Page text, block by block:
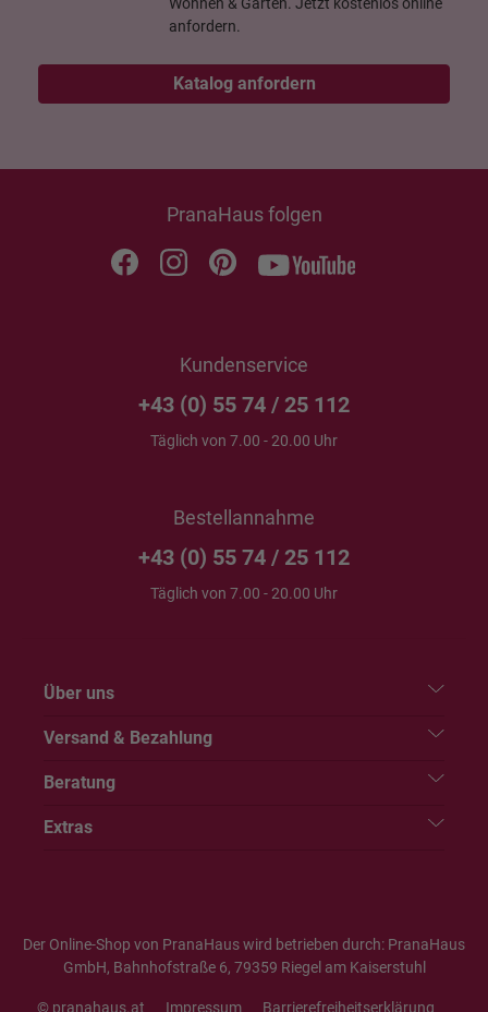
anfordern.
Katalog anfordern
PranaHaus folgen
Kundenservice
+43 (0) 55 74 / 25 112
Täglich von 7.00 - 20.00 Uhr
Bestellannahme
+43 (0) 55 74 / 25 112
Täglich von 7.00 - 20.00 Uhr
Über uns
Versand & Bezahlung
Beratung
Extras
Der Online-Shop von PranaHaus wird betrieben durch: PranaHaus
GmbH, Bahnhofstraße 6, 79359 Riegel am Kaiserstuhl
© pranahaus.at Impressum Barrierefreiheitserklärung